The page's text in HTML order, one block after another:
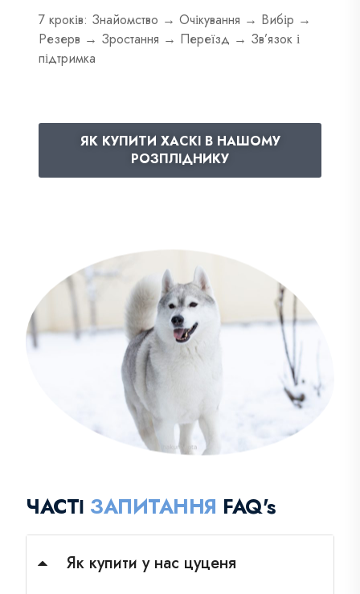
7 кроків: Знайомство → Очікування → Вибір →
Резерв → Зростання → Переїзд → Зв’язок і
підтримка
ЯК КУПИТИ ХАСКІ В НАШОМУ
РОЗПЛІДНИКУ
ЧАСТІ ЗАПИТАННЯ FAQ's
Як купити у нас цуценя